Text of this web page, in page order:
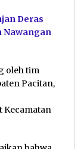
Deras
Nawangan
oleh tim
Pacitan,
Kecamatan